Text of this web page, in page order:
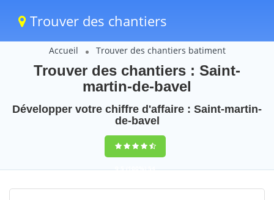
Trouver des chantiers
Accueil Trouver des chantiers batiment
Trouver des chantiers : Saint-
martin-de-bavel
Développer votre chiffre d'affaire : Saint-martin-
de-bavel
9,5(100%)54
votes